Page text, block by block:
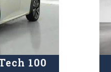
100